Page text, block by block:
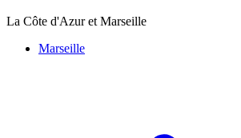
La Côte d'Azur et Marseille
Marseille